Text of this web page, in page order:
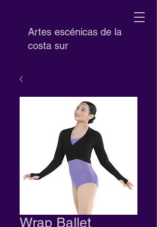
Artes escénicas de la
costa sur
Wrap Ballet